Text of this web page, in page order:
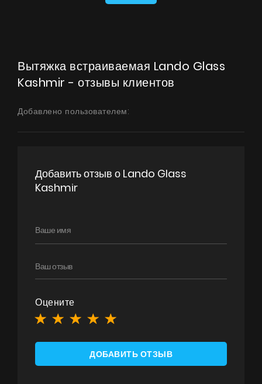
Вытяжка встраиваемая Lando Glass
Kashmir - отзывы клиентов
Добавлено пользователем:
Добавить отзыв о Lando Glass
Kashmir
Оцените
ДОБАВИТЬ ОТЗЫВ